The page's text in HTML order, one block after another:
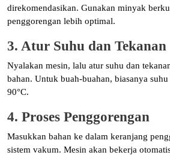
direkomendasikan. Gunakan minyak
penggorengan lebih optimal.
3. Atur Suhu dan Tekanan
Nyalakan mesin, lalu atur suhu dan
bahan. Untuk buah-buahan, biasanya
90°C.
4. Proses Penggorengan
Masukkan bahan ke dalam keranjang
sistem vakum. Mesin akan bekerja